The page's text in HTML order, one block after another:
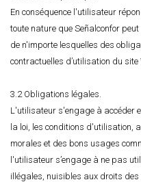
En conséquence l'utilisateur
toute nature que Señalconfor
de n'importe lesquelles des
contractuelles d’utilisation du site
3.2 Obligations légales.
L'utilisateur s'engage à accéder
la loi, les conditions d'utilisation,
morales et des bons usages
l'utilisateur s’engage à ne pas
illégales, nuisibles aux droits